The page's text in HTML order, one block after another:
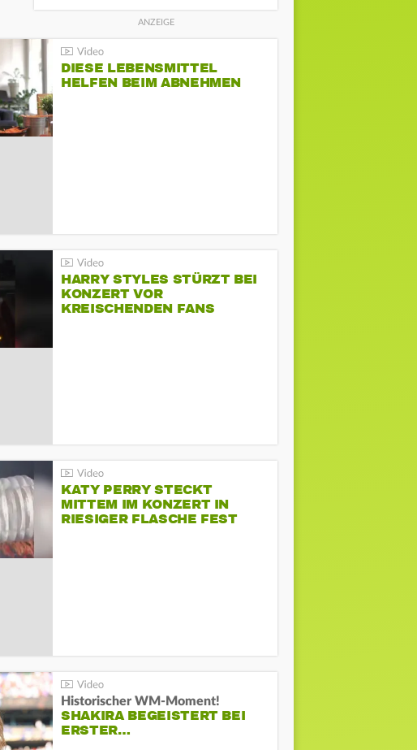
DIESE LEBENSMITTEL
HELFEN BEIM ABNEHMEN
HARRY STYLES STÜRZT BEI
KONZERT VOR
KREISCHENDEN FANS
KATY PERRY STECKT
MITTEM IM KONZERT IN
RIESIGER FLASCHE FEST
Historischer WM-Moment!
SHAKIRA BEGEISTERT BEI
ERSTER…